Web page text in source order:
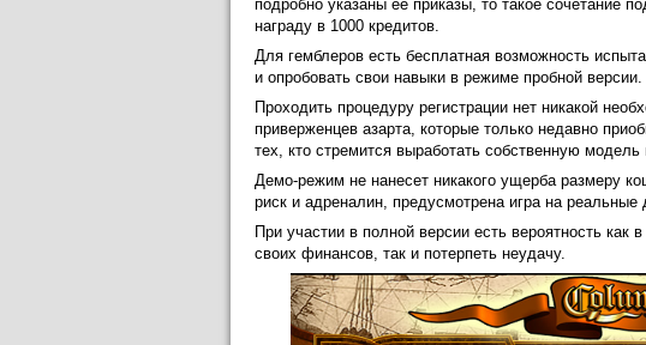
подробно указаны ее приказы, то такое сочетание
награду в 1000 кредитов.
Для гемблеров есть бесплатная возможность
и опробовать свои навыки в режиме пробной версии.
Проходить процедуру регистрации нет никакой
приверженцев азарта, которые только недавно
тех, кто стремится выработать собственную
Демо-режим не нанесет никакого ущерба размеру
риск и адреналин, предусмотрена игра на
При участии в полной версии есть вероятность
своих финансов, так и потерпеть неудачу.